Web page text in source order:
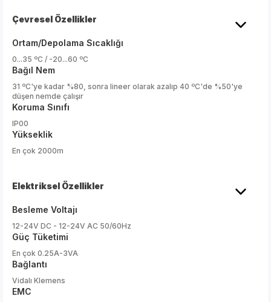
Çevresel Özellikler
Ortam/Depolama Sıcaklığı
0...35 ºC / -20...60 ºC
Bağıl Nem
31 ºC'ye kadar %80, sonra lineer olarak azalıp 40 ºC'de %50'ye
düşen nemde çalışır
Koruma Sınıfı
IP00
Yükseklik
En çok 2000m
Elektriksel Özellikler
Besleme Voltajı
12-24V DC - 12-24V AC 50/60Hz
Güç Tüketimi
En çok 0.25A-3VA
Bağlantı
Vidalı Klemens
EMC